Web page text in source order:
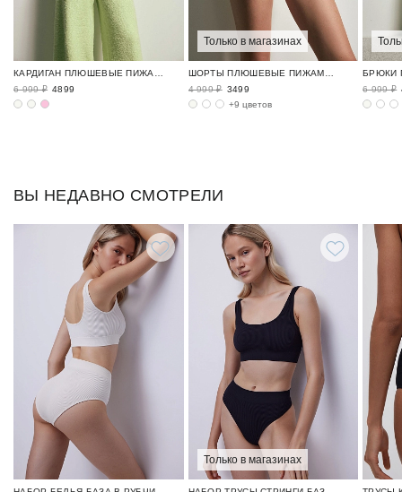
КАРДИГАН ПЛЮШЕВЫЕ ПИЖАМЫ / FLUFFY
6 999 ₽ 4899
Только в магазинах
ШОРТЫ ПЛЮШЕВЫЕ ПИЖАМЫ / FLUFFY
4 999 ₽ 3499
+9 цветов
6 999 ₽
ВЫ НЕДАВНО СМОТРЕЛИ
Только в магазинах